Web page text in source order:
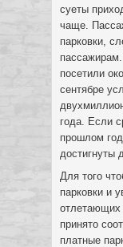
суеты
чаще.
парковки,
посетили
сентябре
года. Если
прошлом
достигнуты
Для того
парковки и
отлетающих
принято
платные